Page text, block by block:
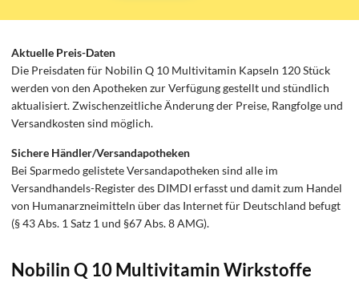
Aktuelle Preis-Daten
Die Preisdaten für Nobilin Q 10 Multivitamin Kapseln 120 Stück
werden von den Apotheken zur Verfügung gestellt und stündlich
aktualisiert. Zwischenzeitliche Änderung der Preise, Rangfolge und
Versandkosten sind möglich.
Sichere Händler/Versandapotheken
Bei Sparmedo gelistete Versandapotheken sind alle im
Versandhandels-Register des DIMDI erfasst und damit zum Handel
von Humanarzneimitteln über das Internet für Deutschland befugt
(§ 43 Abs. 1 Satz 1 und §67 Abs. 8 AMG).
Nobilin Q 10 Multivitamin Wirkstoffe